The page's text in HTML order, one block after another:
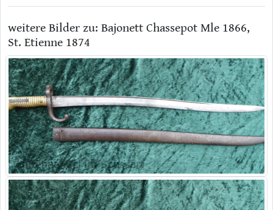
weitere Bilder zu: Bajonett Chassepot Mle 1866,
St. Etienne 1874